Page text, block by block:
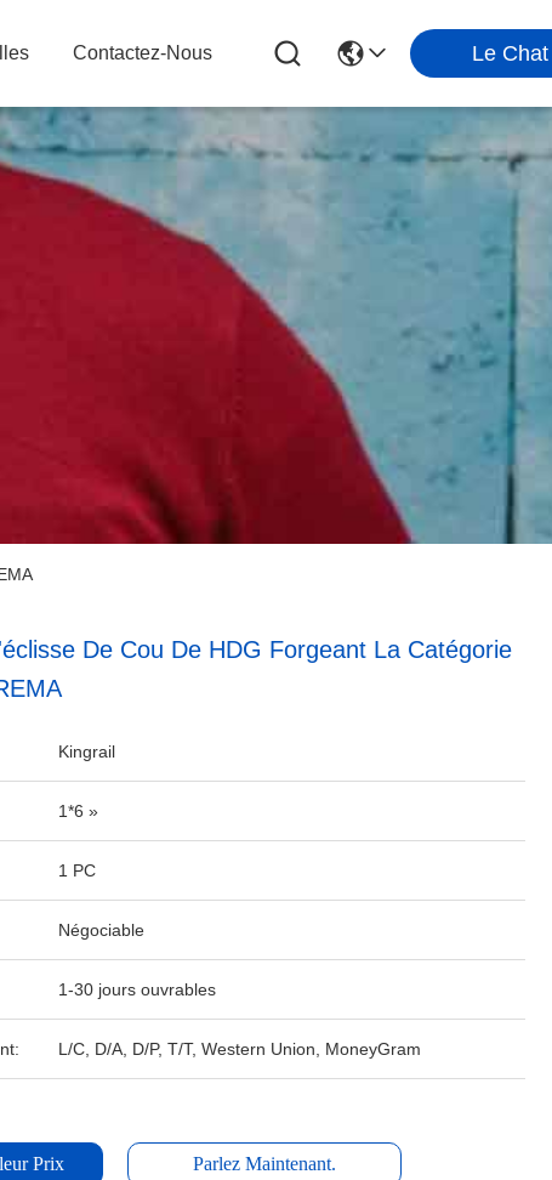
Contactez-Nous Le Chat
De Cou De HDG Forgeant La Catégorie
Kingrail
1*6 »
1 PC
Négociable
1-30 jours ouvrables
L/C, D/A, D/P, T/T, Western Union, MoneyGram
Prix Parlez Maintenant.